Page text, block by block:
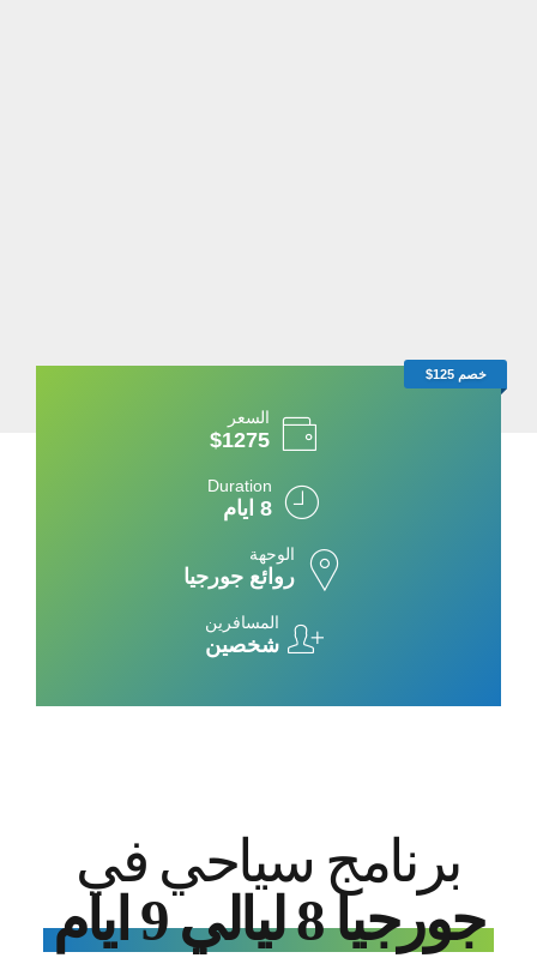
خصم 125$
السعر
$1275
Duration
8 ايام
الوحهة
روائع جورجيا
المسافرين
شخصين
برنامج سياحي في
جورجيا 8 ليالي 9 ايام